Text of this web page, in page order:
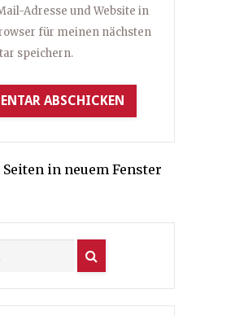
Adresse und Website in
für meinen nächsten
speichern.
Seiten in neuem Fenster